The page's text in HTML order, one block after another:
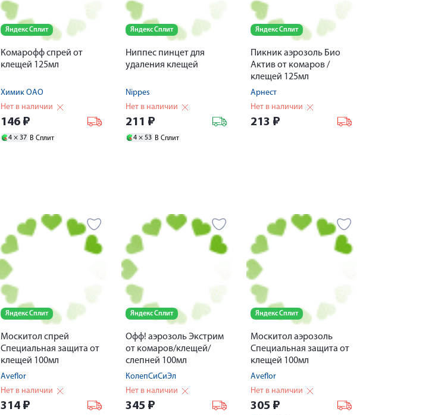
Яндекс Сплит
Комарофф спрей от
клещей 125мл
Химик ОАО
Нет в наличии
146 ₽
4 × 37 В Сплит
Яндекс Сплит
Ниппес пинцет для
удаления клещей
Nippes
Нет в наличии
211 ₽
4 × 53 В Сплит
Яндекс Сплит
Пикник аэрозоль Био
Актив от комаров /
клещей 125мл
Арнест
Нет в наличии
213 ₽
Яндекс Сплит
Москитол спрей
Специальная защита от
клещей 100мл
Aveflor
Нет в наличии
314 ₽
Яндекс Сплит
Офф! аэрозоль Экстрим
от комаров/клещей/
слепней 100мл
КолепСиСиЭл
Нет в наличии
345 ₽
Яндекс Сплит
Москитол аэрозоль
Специальная защита от
клещей 100мл
Aveflor
Нет в наличии
305 ₽